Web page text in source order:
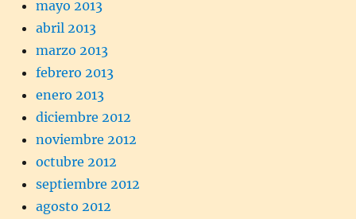
mayo 2013
abril 2013
marzo 2013
febrero 2013
enero 2013
diciembre 2012
noviembre 2012
octubre 2012
septiembre 2012
agosto 2012